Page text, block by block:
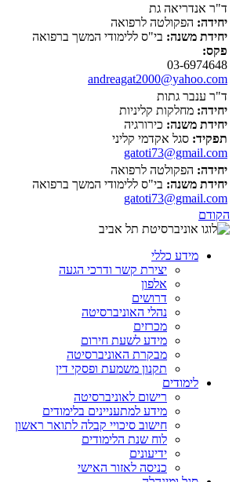
ד"ר אנדריאה גת
יחידה: הפקולטה לרפואה
יחידת משנה: בי"ס ללימודי המשך ברפואה
פקס:
03-6974648
andreagat2000@yahoo.com
ד"ר ענבר גתות
יחידה: מחלקות קליניות
יחידת משנה: כירורגיה
תפקיד: סגל אקדמי קליני
gatoti73@gmail.com
יחידה: הפקולטה לרפואה
יחידת משנה: בי"ס ללימודי המשך ברפואה
gatoti73@gmail.com
הקודם
מידע כללי
יצירת קשר ודרכי הגעה
אלפון
דרושים
נהלי האוניברסיטה
מכרזים
מידע לשעת חירום
מבקרת האוניברסיטה
תקנון משמעת ופסקי דין
לימודים
רישום לאוניברסיטה
מידע למתעניינים בלימודים
חישוב סיכויי קבלה לתואר ראשון
לוח שנת הלימודים
ידיעונים
כניסה לאזור האישי